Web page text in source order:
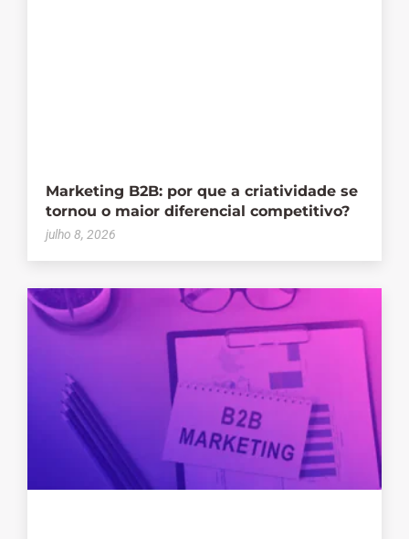
Marketing B2B: por que a criatividade se
tornou o maior diferencial competitivo?
julho 8, 2026